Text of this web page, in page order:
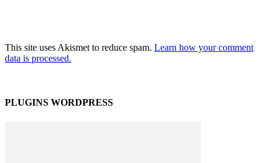
This site uses Akismet to reduce spam. Learn how your comment
data is processed.
PLUGINS WORDPRESS